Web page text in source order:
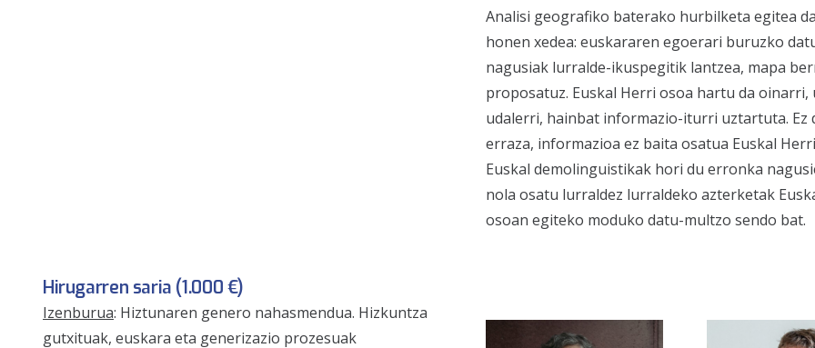
Analisi geografiko baterako hurbilketa egitea
honen xedea: euskararen egoerari buruzko
nagusiak lurralde-ikuspegitik lantzea, mapa
proposatuz. Euskal Herri osoa hartu da oinarri,
udalerri, hainbat informazio-iturri uztartuta. Ez
erraza, informazioa ez baita osatua Euskal
Euskal demolinguistikak hori du erronka
nola osatu lurraldez lurraldeko azterketak
osoan egiteko moduko datu-multzo sendo bat.
Hirugarren saria (1.000 €)
Izenburua: Hiztunaren genero nahasmendua. Hizkuntza
gutxituak, euskara eta generizazio prozesuak